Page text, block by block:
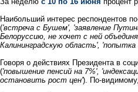
Наибольший интерес респондентов
('встреча с Бушем', 'заявление
Белоруссию, не хочет с ней
Калининградскую область',
Говоря о действиях Президента в
('повышение пенсий на 7%',
остановить рост цен'). По-